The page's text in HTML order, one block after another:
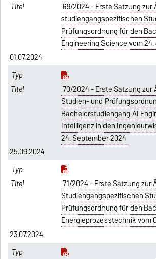
69/2024 - Erste Satzung zur
studiengangspezifischen
Prüfungsordnung für den
Engineering Science vom
01.07.2024
70/2024 - Erste Satzung zur
Studien- und
Bachelorstudiengang AI
Intelligenz in den
24. September 2024
25.09.2024
71/2024 - Erste Satzung zur
Studiengangspezifischen
Prüfungsordnung für den
Energieprozesstechnik vom
23.07.2024